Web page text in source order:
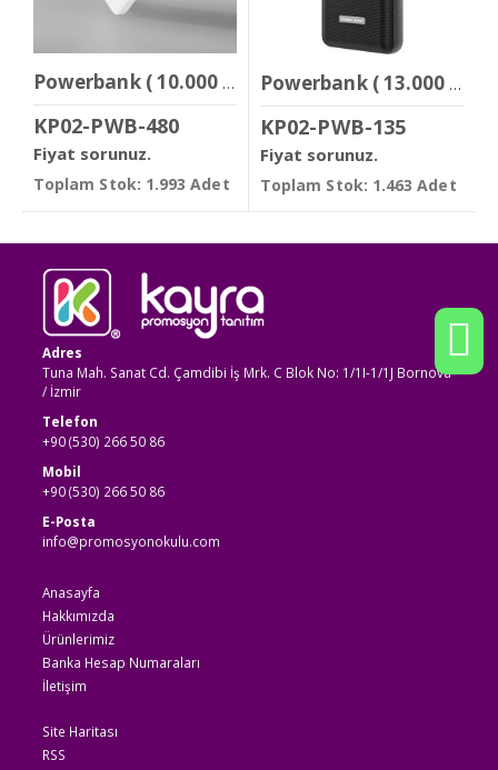
Powerbank ( 10.000 mAh )
KP02-PWB-480
Fiyat sorunuz.
Toplam Stok: 1.993 Adet
Powerbank ( 13.000 mAh )
KP02-PWB-135
Fiyat sorunuz.
Toplam Stok: 1.463 Adet
Adres
Tuna Mah. Sanat Cd. Çamdibi İş Mrk. C Blok No: 1/1I-1/1J Bornova
/ İzmir
Telefon
+90 (530) 266 50 86
Mobil
+90 (530) 266 50 86
E-Posta
info@promosyonokulu.com
Anasayfa
Hakkımızda
Ürünlerimiz
Banka Hesap Numaraları
İletişim
Site Haritası
RSS